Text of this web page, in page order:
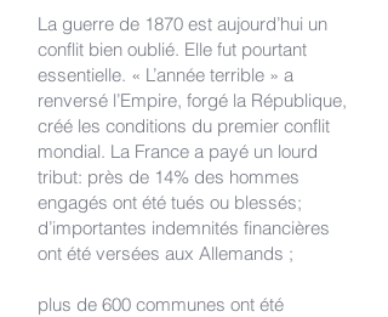
La guerre de 1870 est aujourd’hui un
conflit bien oublié. Elle fut pourtant
essentielle. « L’année terrible » a
renversé l’Empire, forgé la République,
créé les conditions du premier conflit
mondial. La France a payé un lourd
tribut: près de 14% des hommes
engagés ont été tués ou blessés;
d’importantes indemnités financières
ont été versées aux Allemands ;
plus de 600 communes ont été